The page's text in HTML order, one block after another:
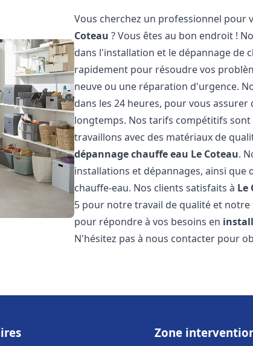
Vous cherchez un professionnel pour
Coteau ? Vous êtes au bon endroit !
dans l'installation et le dépannage de
rapidement pour résoudre vos
neuve ou une réparation d'urgence.
dans les 24 heures, pour vous
longtemps. Nos tarifs compétitifs
travaillons avec des matériaux de
dépannage chauffe eau Le Coteau.
installations et dépannages, ainsi
chauffe-eau. Nos clients satisfaits à Le
5 pour notre travail de qualité et
pour répondre à vos besoins en
N'hésitez pas à nous contacter pour
Zone